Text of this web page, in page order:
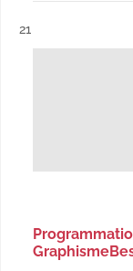
Résultat n°
21